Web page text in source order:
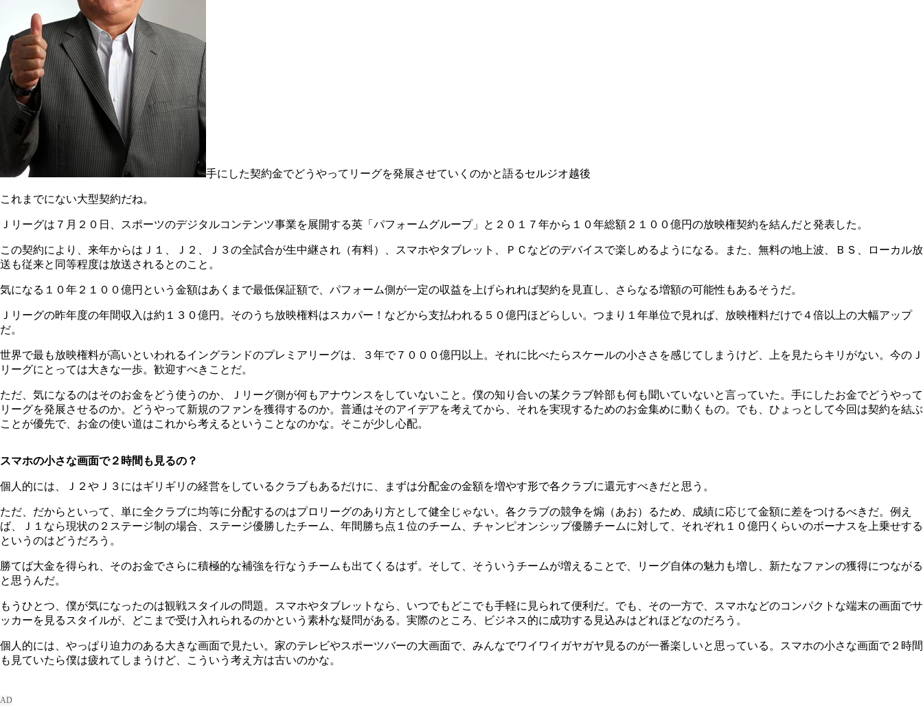
手にした契約金でどうやってリーグを発展させていくのかと語るセルジオ越後
これまでにない大型契約だね。
Ｊリーグは７月２０日、スポーツのデジタルコンテンツ事業を展開する英「パフォームグループ」と２０１７年から１０年総額２１００億円の放映権契約を結んだと発表した。
この契約により、来年からはＪ１、Ｊ２、Ｊ３の全試合が生中継され（有料）、スマホやタブレット、ＰＣなどのデバイスで楽しめるようになる。また、無料の地上波、ＢＳ、ローカル放
送も従来と同等程度は放送されるとのこと。
気になる１０年２１００億円という金額はあくまで最低保証額で、パフォーム側が一定の収益を上げられれば契約を見直し、さらなる増額の可能性もあるそうだ。
Ｊリーグの昨年度の年間収入は約１３０億円。そのうち放映権料はスカパー！などから支払われる５０億円ほどらしい。つまり１年単位で見れば、放映権料だけで４倍以上の大幅アップ
だ。
世界で最も放映権料が高いといわれるイングランドのプレミアリーグは、３年で７０００億円以上。それに比べたらスケールの小ささを感じてしまうけど、上を見たらキリがない。今のＪ
リーグにとっては大きな一歩。歓迎すべきことだ。
ただ、気になるのはそのお金をどう使うのか、Ｊリーグ側が何もアナウンスをしていないこと。僕の知り合いの某クラブ幹部も何も聞いていないと言っていた。手にしたお金でどうやって
リーグを発展させるのか。どうやって新規のファンを獲得するのか。普通はそのアイデアを考えてから、それを実現するためのお金集めに動くもの。でも、ひょっとして今回は契約を結ぶ
ことが優先で、お金の使い道はこれから考えるということなのかな。そこが少し心配。
スマホの小さな画面で２時間も見るの？
個人的には、Ｊ２やＪ３にはギリギリの経営をしているクラブもあるだけに、まずは分配金の金額を増やす形で各クラブに還元すべきだと思う。
ただ、だからといって、単に全クラブに均等に分配するのはプロリーグのあり方として健全じゃない。各クラブの競争を煽（あお）るため、成績に応じて金額に差をつけるべきだ。例え
ば、Ｊ１なら現状の２ステージ制の場合、ステージ優勝したチーム、年間勝ち点１位のチーム、チャンピオンシップ優勝チームに対して、それぞれ１０億円くらいのボーナスを上乗せする
というのはどうだろう。
勝てば大金を得られ、そのお金でさらに積極的な補強を行なうチームも出てくるはず。そして、そういうチームが増えることで、リーグ自体の魅力も増し、新たなファンの獲得につながる
と思うんだ。
もうひとつ、僕が気になったのは観戦スタイルの問題。スマホやタブレットなら、いつでもどこでも手軽に見られて便利だ。でも、その一方で、スマホなどのコンパクトな端末の画面でサ
ッカーを見るスタイルが、どこまで受け入れられるのかという素朴な疑問がある。実際のところ、ビジネス的に成功する見込みはどれほどなのだろう。
個人的には、やっぱり迫力のある大きな画面で見たい。家のテレビやスポーツバーの大画面で、みんなでワイワイガヤガヤ見るのが一番楽しいと思っている。スマホの小さな画面で２時間
も見ていたら僕は疲れてしまうけど、こういう考え方は古いのかな。